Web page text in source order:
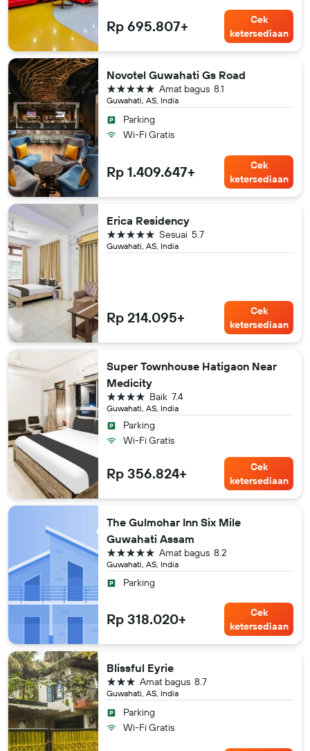
Rp 695.807+
Cek
ketersediaan
Novotel Guwahati Gs Road
Guwahati, AS, India
8.1
Amat bagus
bintang 5
Parking
Wi-Fi Gratis
Rp 1.409.647+
Cek
ketersediaan
Erica Residency
Guwahati, AS, India
5.7
Sesuai
bintang 5
Rp 214.095+
Cek
ketersediaan
Super Townhouse Hatigaon Near
Medicity
Guwahati, AS, India
7.4
Baik
bintang 4
Parking
Wi-Fi Gratis
Rp 356.824+
Cek
ketersediaan
The Gulmohar Inn Six Mile
Guwahati Assam
Guwahati, AS, India
8.2
Amat bagus
bintang 5
Parking
Rp 318.020+
Cek
ketersediaan
Blissful Eyrie
Guwahati, AS, India
8.7
Amat bagus
bintang 3
Parking
Wi-Fi Gratis